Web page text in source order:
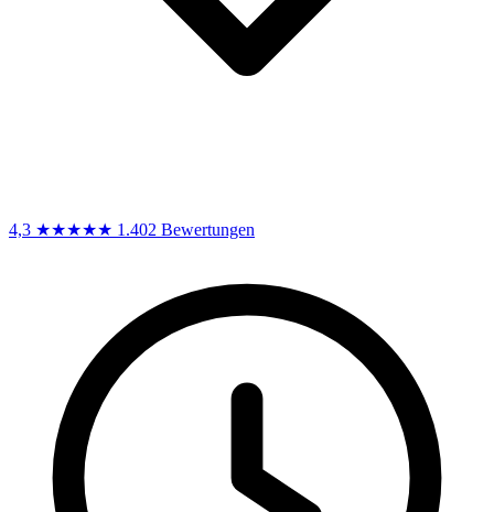
4,3 ★★★★★ 1.402 Bewertungen